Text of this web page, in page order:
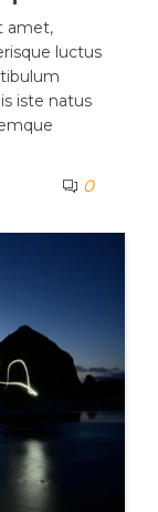
amet,
luctus
iste natus
0